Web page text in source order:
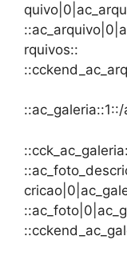
rquivos::